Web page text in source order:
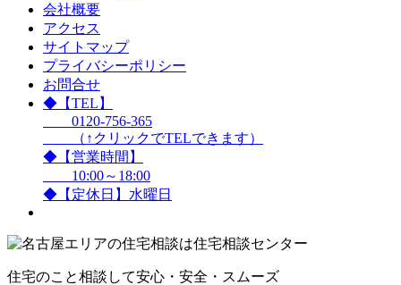
会社概要
アクセス
サイトマップ
プライバシーポリシー
お問合せ
◆【TEL】
0120-756-365
（↑クリックでTELできます）
◆【営業時間】
10:00～18:00
◆【定休日】水曜日
住宅のこと相談して安心・安全・スムーズ